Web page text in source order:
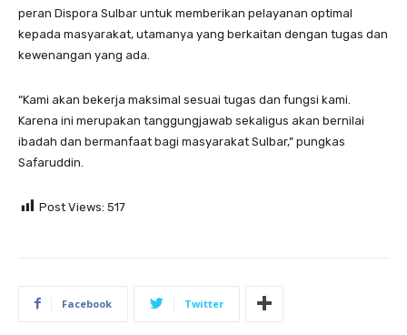
peran Dispora Sulbar untuk memberikan pelayanan optimal
kepada masyarakat, utamanya yang berkaitan dengan tugas dan
kewenangan yang ada.
“Kami akan bekerja maksimal sesuai tugas dan fungsi kami.
Karena ini merupakan tanggungjawab sekaligus akan bernilai
ibadah dan bermanfaat bagi masyarakat Sulbar,” pungkas
Safaruddin.
Post Views: 517
Facebook Twitter